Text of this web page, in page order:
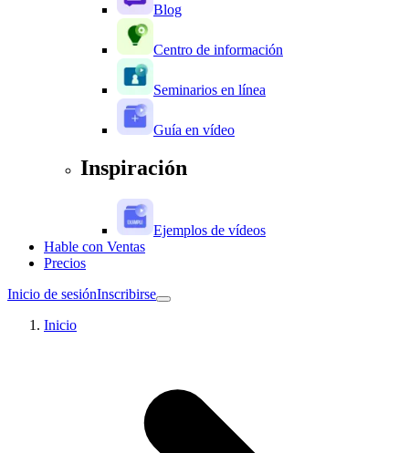
Blog
Centro de información
Seminarios en línea
Guía en vídeo
Inspiración
Ejemplos de vídeos
Hable con Ventas
Precios
Inicio de sesiónInscribirse
Inicio